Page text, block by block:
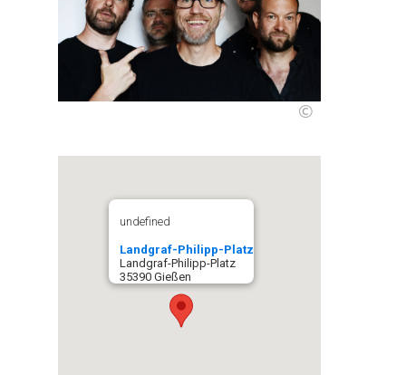
©
undefined
Landgraf-Philipp-Platz
Landgraf-Philipp-Platz
35390 Gießen